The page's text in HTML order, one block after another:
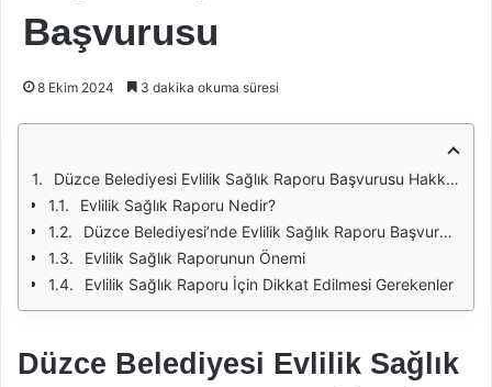
Başvurusu
8 Ekim 2024 3 dakika okuma süresi
Düzce Belediyesi Evlilik Sağlık Raporu Başvurusu Hakkında Kapsamlı Bilgiler
Evlilik Sağlık Raporu Nedir?
Düzce Belediyesi’nde Evlilik Sağlık Raporu Başvuru Süreci
Evlilik Sağlık Raporunun Önemi
Evlilik Sağlık Raporu İçin Dikkat Edilmesi Gerekenler
Düzce Belediyesi Evlilik Sağlık